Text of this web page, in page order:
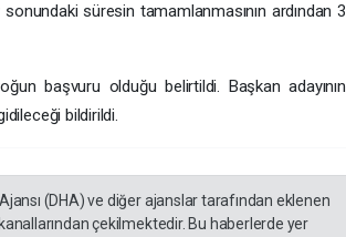
süresin tamamlanmasının ardından 3
başvuru olduğu belirtildi. Başkan adayının
bildirildi.
(DHA) ve diğer ajanslar tarafından eklenen
çekilmektedir. Bu haberlerde yer